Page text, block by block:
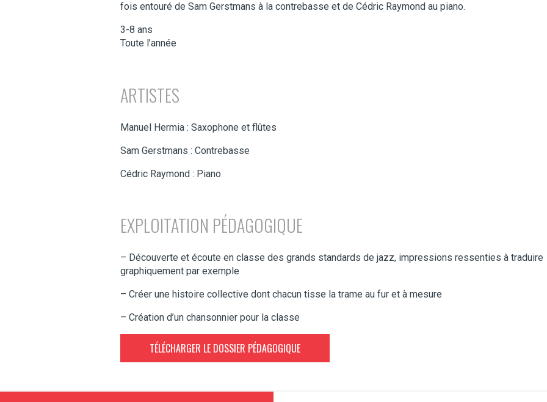
fois entouré de Sam Gerstmans à la contrebasse et de Cédric Raymond au piano.
3-8 ans
Toute l’année
ARTISTES
Manuel Hermia : Saxophone et flûtes
Sam Gerstmans : Contrebasse
Cédric Raymond : Piano
EXPLOITATION PÉDAGOGIQUE
– Découverte et écoute en classe des grands standards de jazz, impressions ressenties à traduire
graphiquement par exemple
– Créer une histoire collective dont chacun tisse la trame au fur et à mesure
– Création d’un chansonnier pour la classe
TÉLÉCHARGER LE DOSSIER PÉDAGOGIQUE